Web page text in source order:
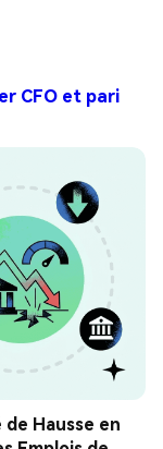
CFO et pari
Hausse en